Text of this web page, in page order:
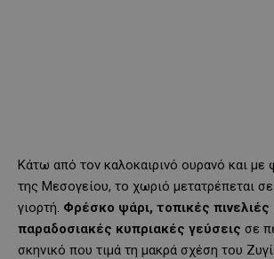
Κάτω από τον καλοκαιρινό ουρανό και με
της Μεσογείου, το χωριό μετατρέπεται σε
γιορτή. Φρέσκο ψάρι, τοπικές πινελιές
παραδοσιακές κυπριακές γεύσεις σε
σκηνικό που τιμά τη μακρά σχέση του